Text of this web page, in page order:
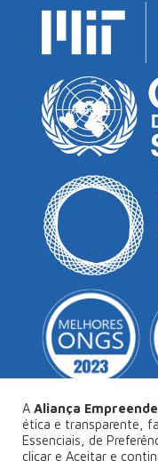
© Copyright
A Aliança
ética e transparente,
Essenciais, de
clicar e Aceitar e